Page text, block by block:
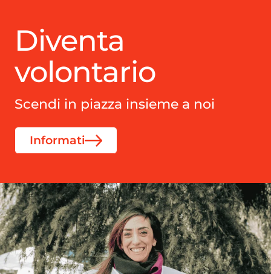
Diventa
volontario
Scendi in piazza insieme a noi
Informati